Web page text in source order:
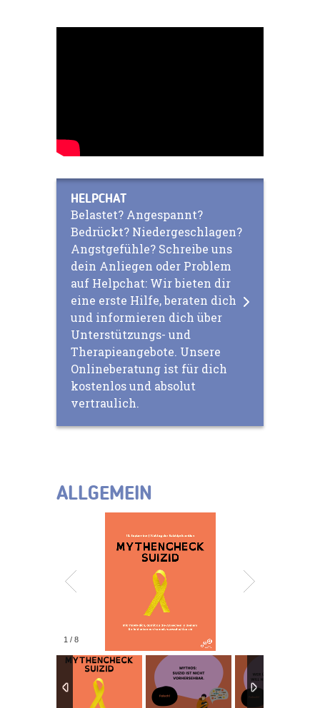
HELPCHAT
Belastet? Angespannt?
Bedrückt? Niedergeschlagen?
Angstgefühle? Schreibe uns
dein Anliegen oder Problem
auf Helpchat: Wir bieten dir
eine erste Hilfe, beraten dich
und informieren dich über
Unterstützungs- und
Therapieangebote. Unsere
Onlineberatung ist für dich
kostenlos und absolut
vertraulich.
ALLGEMEIN
1 / 8